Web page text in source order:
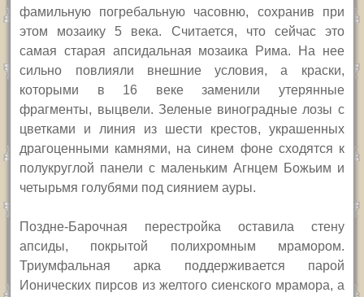
фамильную погребальную часовню, сохранив при
этом мозаику 5 века. Считается, что сейчас это
самая старая апсидальная мозаика Рима. На нее
сильно повлияли внешние условия, а краски,
которыми в 16 веке заменили утерянные
фрагменты, выцвели. Зеленые виноградные лозы с
цветками и линия из шести крестов, украшенных
драгоценными камнями, на синем фоне сходятся к
полукруглой панели с маленьким Агнцем Божьим и
четырьмя голубями под сиянием ауры.
Поздне-Барочная перестройка оставила стену
апсиды, покрытой полихромным мрамором.
Триумфальная арка поддерживается парой
Ионических пирсов из желтого сиенского мрамора, а